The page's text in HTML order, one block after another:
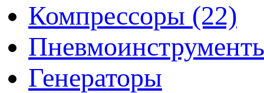
Компрессоры (22)
Генераторы